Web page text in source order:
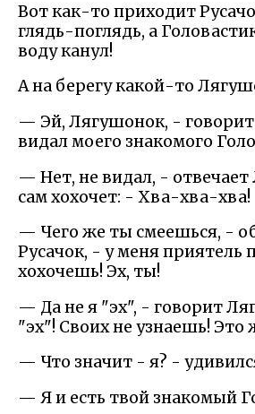
Вот как-то приходит
глядь-поглядь, а
воду канул!
А на берегу какой-то
— Эй, Лягушонок, - говорит
видал моего знакомого
— Нет, не видал, -
сам хохочет: - Хва-хва-хва!
— Чего же ты смеешься, -
Русачок, - у меня приятель
хохочешь! Эх, ты!
— Да не я "эх", - говорит
"эх"! Своих не узнаешь! Это
— Что значит - я? -
— Я и есть твой знакомый